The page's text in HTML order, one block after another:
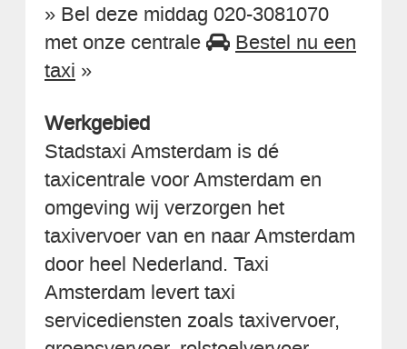
» Bel deze middag 020-3081070
met onze centrale
Bestel nu een
taxi »
Werkgebied
Stadstaxi Amsterdam is dé
taxicentrale voor Amsterdam en
omgeving wij verzorgen het
taxivervoer van en naar Amsterdam
door heel Nederland. Taxi
Amsterdam levert taxi
servicediensten zoals taxivervoer,